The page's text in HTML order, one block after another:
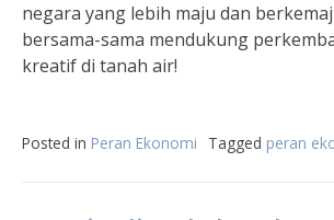
negara yang lebih maju dan
bersama-sama mendukung
kreatif di tanah air!
Posted in Peran Ekonomi Tagged peran